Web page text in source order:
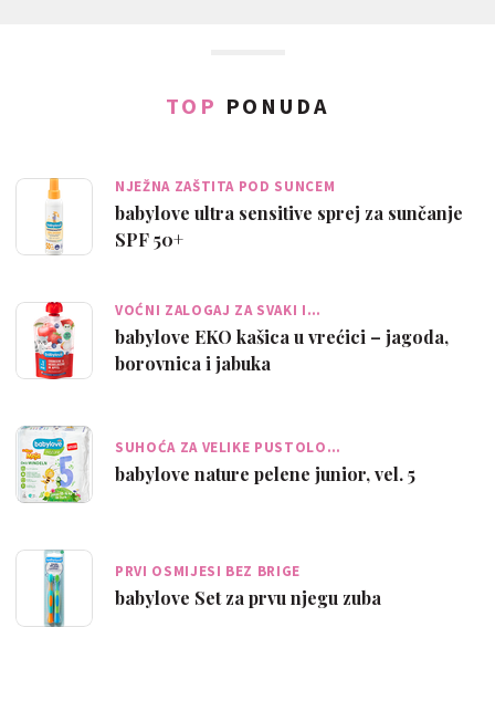
TOP PONUDA
NJEŽNA ZAŠTITA POD SUNCEM
babylove ultra sensitive sprej za sunčanje
SPF 50+
VOĆNI ZALOGAJ ZA SVAKI I…
babylove EKO kašica u vrećici – jagoda,
borovnica i jabuka
SUHOĆA ZA VELIKE PUSTOLO…
babylove nature pelene junior, vel. 5
PRVI OSMIJESI BEZ BRIGE
babylove Set za prvu njegu zuba